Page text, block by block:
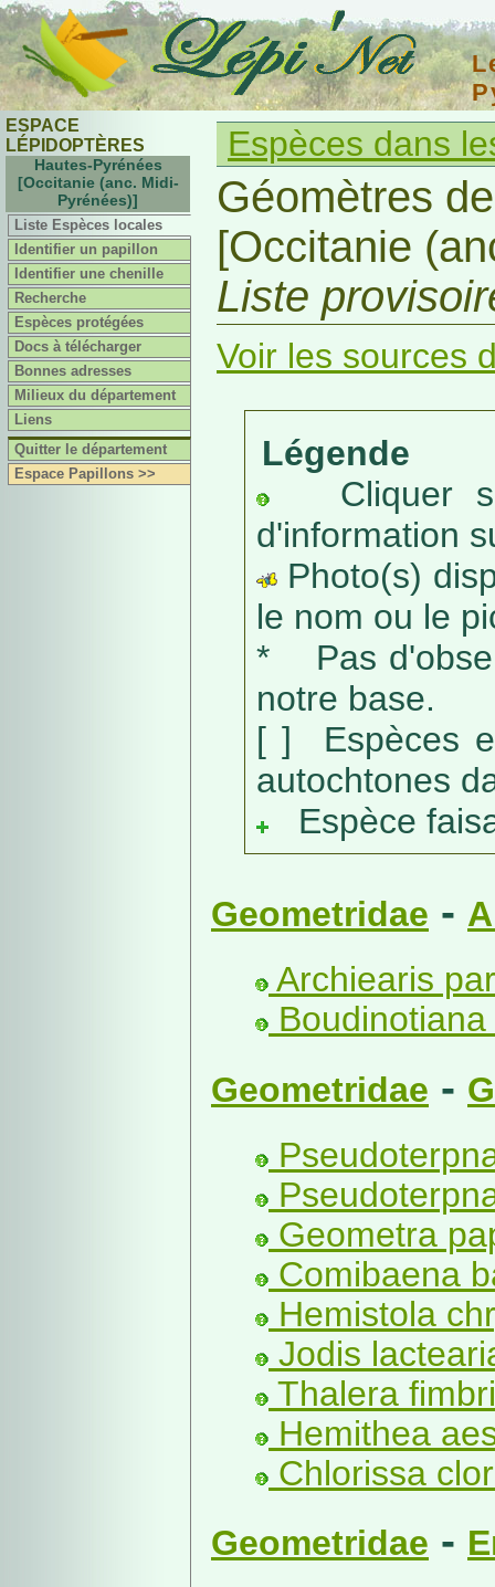
ESPACE
LÉPIDOPTÈRES
Hautes-Pyrénées
[Occitanie (anc. Midi-
Pyrénées)]
Liste Espèces locales
Identifier un papillon
Identifier une chenille
Recherche
Espèces protégées
Docs à télécharger
Bonnes adresses
Milieux du département
Liens
Quitter le département
Espace Papillons >>
Espèces dans
Géomètres
[Occitanie
Liste
Voir les sources
Légende
Cliquer
d'information
Photo(s)
le nom ou le
* Pas
notre base.
[ ] Espèces
autochtones
Espèce
Geometridae -
Archiearis
Geometridae -
Geometra
Comibaena
Hemistola
Jodis
Thalera
Hemithea
Chlorissa
Geometridae -